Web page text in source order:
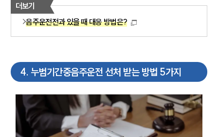
더보기
음주운전전과 있을 때 대응 방법은?
4. 누범기간중음주운전 선처 받는 방법 5가지